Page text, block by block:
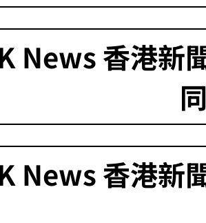
News 香港新
News 香港新